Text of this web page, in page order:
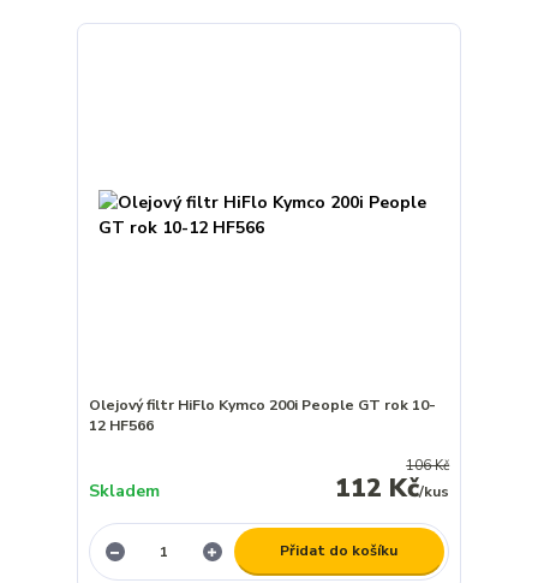
Olejový filtr HiFlo Kymco 200i People GT rok 10-
12 HF566
106 Kč
112 Kč/kus
Skladem
Přidat do košíku